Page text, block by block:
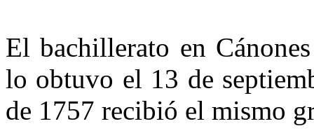
El bachillerato en
lo obtuvo el 13 de
de 1757 recibió el mismo